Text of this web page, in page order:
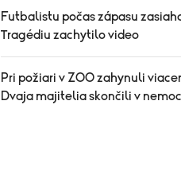
Futbalistu počas zápasu
Tragédiu zachytilo video
Pri požiari v ZOO zahynuli
Dvaja majitelia skončili v